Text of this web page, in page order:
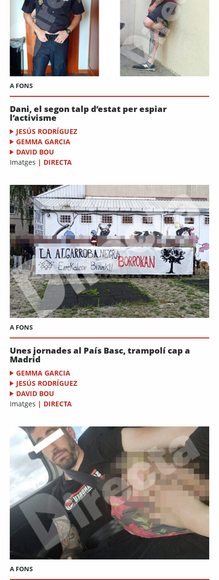
A FONS
Dani, el segon talp d’estat per espiar
l’activisme
JESÚS RODRÍGUEZ
GEMMA GARCIA
DAVID BOU
Imatges | DIRECTA
A FONS
Unes jornades al País Basc, trampolí cap a
Madrid
GEMMA GARCIA
JESÚS RODRÍGUEZ
DAVID BOU
Imatges | DIRECTA
A FONS